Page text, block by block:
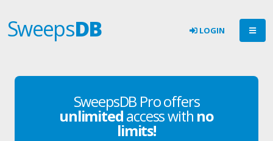
SweepsDB LOGIN
SweepsDB Pro offers
unlimitedaccess with no
limits!